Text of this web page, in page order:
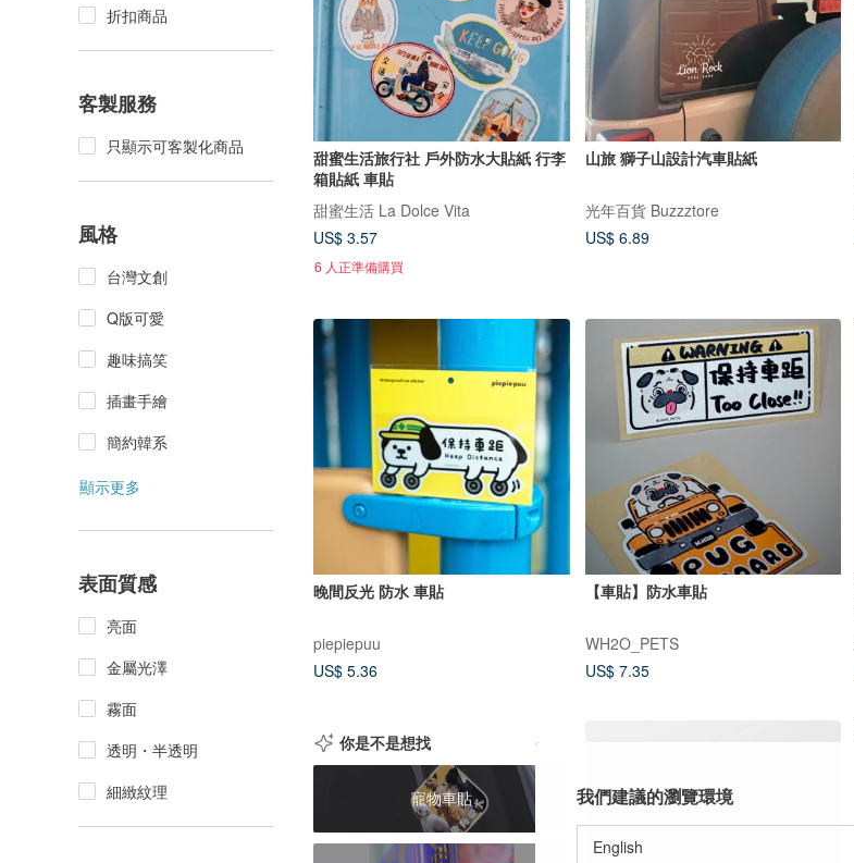
折扣商品
客製服務
只顯示可客製化商品
風格
台灣文創
Q版可愛
趣味搞笑
插畫手繪
簡約韓系
顯示更多
表面質感
亮面
金屬光澤
霧面
透明・半透明
細緻紋理
甜蜜生活旅行社 戶外防水大貼紙 行李
箱貼紙 車貼
甜蜜生活 La Dolce Vita
US$ 3.57
6 人正準備購買
山旅 獅子山設計汽車貼紙
光年百貨 Buzzztore
US$ 6.89
晚間反光 防水 車貼
piepiepuu
US$ 5.36
【車貼】防水車貼
WH2O_PETS
US$ 7.35
你是不是想找
寵物車貼 我們建議的瀏覽環境